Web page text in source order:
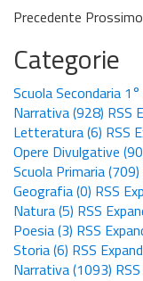
Precedente Prossimo
Categorie
Scuola Secondaria
Narrativa(928) RSS
Letteratura(6) RSS
Opere Divulgative
Scuola Primaria(709)
Geografia(0) RSS
Natura(5) RSS
Poesia(3) RSS
Storia(6) RSS
Narrativa(1093) RSS